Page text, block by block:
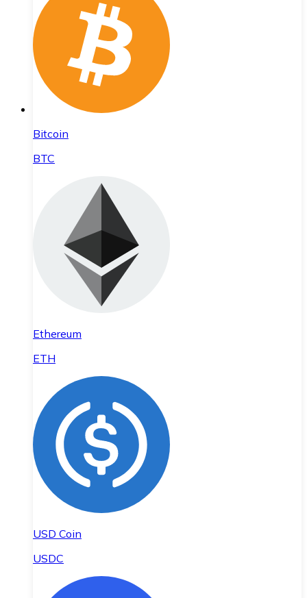
Bitcoin
BTC
Ethereum
ETH
USD Coin
USDC